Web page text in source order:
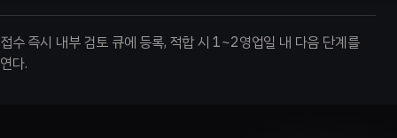
접수 즉시 내부 검토 큐에 등록, 적합 시 1~2영업일 내 다음 단계를
연다.